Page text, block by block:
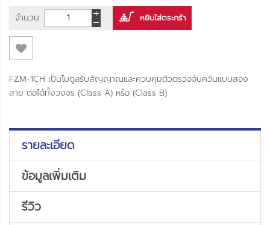
จำนวน หยิบใส่ตระกร้า
FZM-1CH เป็นโมดูลรับสัญญาณและควบคุมตัวตรวจจับควันแบบสอง
สาย ต่อได้ทั้งวงจร (Class A) หรือ (Class B)
รายละเอียด
ข้อมูลเพิ่มเติม
รีวิว